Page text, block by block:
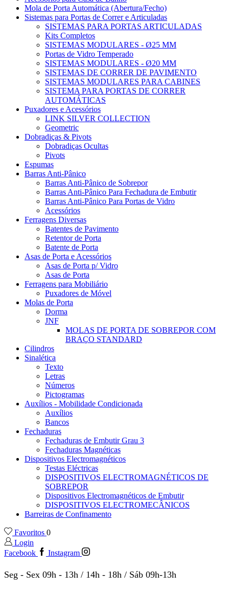
Mola de Porta Automática (Abertura/Fecho)
Sistemas para Portas de Correr e Articuladas
SISTEMAS PARA PORTAS ARTICULADAS
Kits Completos
SISTEMAS MODULARES - Ø25 MM
Portas de Vidro Temperado
SISTEMAS MODULARES - Ø20 MM
SISTEMAS DE CORRER DE PAVIMENTO
SISTEMAS MODULARES PARA CABINES
SISTEMA PARA PORTAS DE CORRER
AUTOMÁTICAS
Puxadores e Acessórios
LINK SILVER COLLECTION
Geometric
Dobradiças & Pivots
Dobradiças Ocultas
Pivots
Espumas
Barras Anti-Pânico
Barras Anti-Pânico de Sobrepor
Barras Anti-Pânico Para Fechadura de Embutir
Barras Anti-Pânico Para Portas de Vidro
Acessórios
Ferragens Diversas
Batentes de Pavimento
Retentor de Porta
Batente de Porta
Asas de Porta e Acessórios
Asas de Porta p/ Vidro
Asas de Porta
Ferragens para Mobiliário
Puxadores de Móvel
Molas de Porta
Dorma
JNF
MOLAS DE PORTA DE SOBREPOR COM
BRAÇO STANDARD
Cilindros
Sinalética
Texto
Letras
Números
Pictogramas
Auxílios - Mobilidade Condicionada
Auxílios
Bancos
Fechaduras
Fechaduras de Embutir Grau 3
Fechaduras Magnéticas
Dispositivos Electromagnéticos
Testas Eléctricas
DISPOSITIVOS ELECTROMAGNÉTICOS DE
SOBREPOR
Dispositivos Electromagnéticos de Embutir
DISPOSITIVOS ELECTROMECÂNICOS
Barreiras de Confinamento
Favoritos 0
Login
Facebook
Instagram
Seg - Sex 09h - 13h / 14h - 18h / Sáb 09h-13h